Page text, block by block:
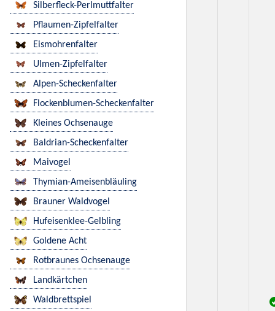
Silberfleck-Perlmuttfalter
Pflaumen-Zipfelfalter
Eismohrenfalter
Ulmen-Zipfelfalter
Alpen-Scheckenfalter
Flockenblumen-Scheckenfalter
Kleines Ochsenauge
Baldrian-Scheckenfalter
Maivogel
Thymian-Ameisenbläuling
Brauner Waldvogel
Hufeisenklee-Gelbling
Goldene Acht
Rotbraunes Ochsenauge
Landkärtchen
Waldbrettspiel